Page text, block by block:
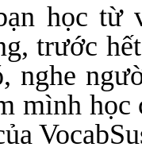
học từ
trước
nghe
mình